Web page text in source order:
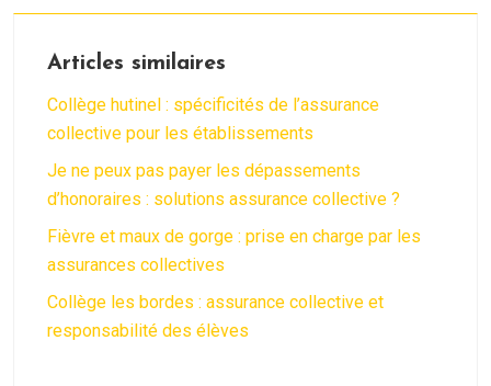
Articles similaires
Collège hutinel : spécificités de l’assurance
collective pour les établissements
Je ne peux pas payer les dépassements
d’honoraires : solutions assurance collective ?
Fièvre et maux de gorge : prise en charge par les
assurances collectives
Collège les bordes : assurance collective et
responsabilité des élèves